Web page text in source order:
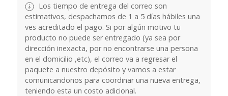
Los tiempo de entrega del correo son
estimativos, despachamos de 1 a 5 días hábiles una
ves acreditado el pago. Si por algún motivo tu
producto no puede ser entregado (ya sea por
dirección inexacta, por no encontrarse una persona
en el domicilio ,etc), el correo va a regresar el
paquete a nuestro depósito y vamos a estar
comunicandonos para coordinar una nueva entrega,
teniendo esta un costo adicional.